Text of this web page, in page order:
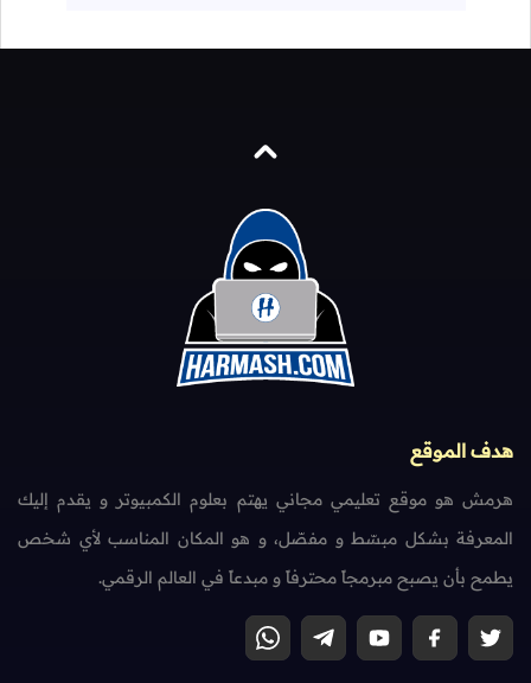
هدف الموقع
هرمش هو موقع تعليمي مجاني يهتم بعلوم الكمبيوتر و يقدم إليك
المعرفة بشكل مبسّط و مفصّل، و هو المكان المناسب لأي شخص
يطمح بأن يصبح مبرمجاً محترفاً و مبدعاً في العالم الرقمي.